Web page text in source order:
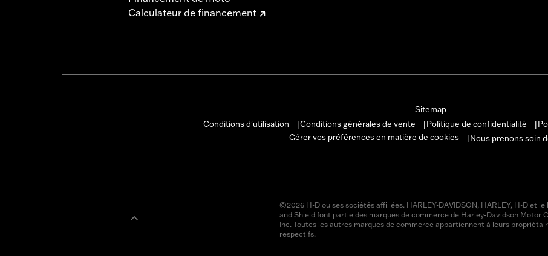
Calculateur de financement
Sitemap
Conditions d'utilisation
Conditions générales de vente Politique de confidentialité
Gérer vos préférences en matière de cookies
Nous prenons soin
©2026 H-D ou ses sociétés affiliées. HARLEY-DAVIDSON, HARLEY, H-D et le
and Shield font partie des marques de commerce de Harley-Davidson Motor
Inc. Toutes les autres marques de commerce appartiennent à leurs
respectifs.